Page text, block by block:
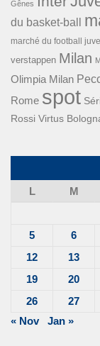
Gênes
du basket-ball
marché du football
verstappen Milan
Olimpia Milan
Rome spot
Rossi Virtus
L
M
5
6
12
13
19
20
26
27
« Nov
Jan »